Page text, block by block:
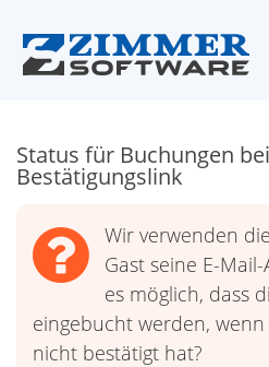
Status für Buchungen
Bestätigungslink
Wir verwenden
Gast seine E-
es möglich, dass
eingebucht werden,
nicht bestätigt hat?